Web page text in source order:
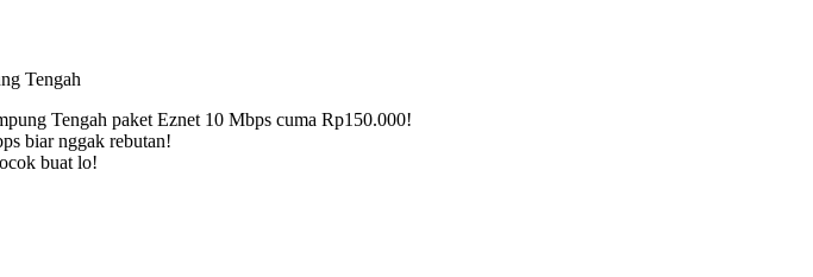
Tengah
Tengah paket Eznet 10 Mbps cuma Rp150.000!
biar nggak rebutan!
buat lo!